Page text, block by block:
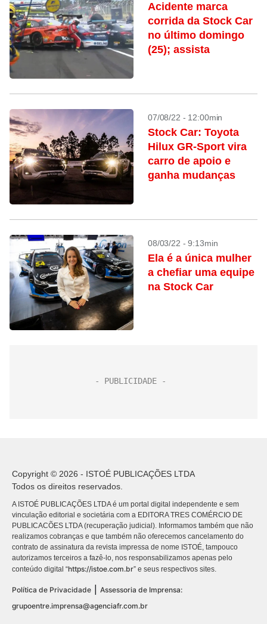
Acidente marca
corrida da Stock Car
no último domingo
(25); assista
07/08/22 - 12:00min
Stock Car: Toyota
Hilux GR-Sport vira
carro de apoio e
ganha mudanças
08/03/22 - 9:13min
Ela é a única mulher
a chefiar uma equipe
na Stock Car
Copyright © 2026 - ISTOÉ PUBLICAÇÕES LTDA
Todos os direitos reservados.
A ISTOÉ PUBLICAÇÕES LTDA é um portal digital independente e sem
vinculação editorial e societária com a EDITORA TRES COMÉRCIO DE
PUBLICACÕES LTDA (recuperação judicial). Informamos também que não
realizamos cobranças e que também não oferecemos cancelamento do
contrato de assinatura da revista impressa de nome ISTOÉ, tampouco
autorizamos terceiros a fazê-lo, nos responsabilizamos apenas pelo
conteúdo digital “https://istoe.com.br” e seus respectivos sites.
Política de Privacidade
Assessoria de Imprensa:
grupoentre.imprensa@agenciafr.com.br